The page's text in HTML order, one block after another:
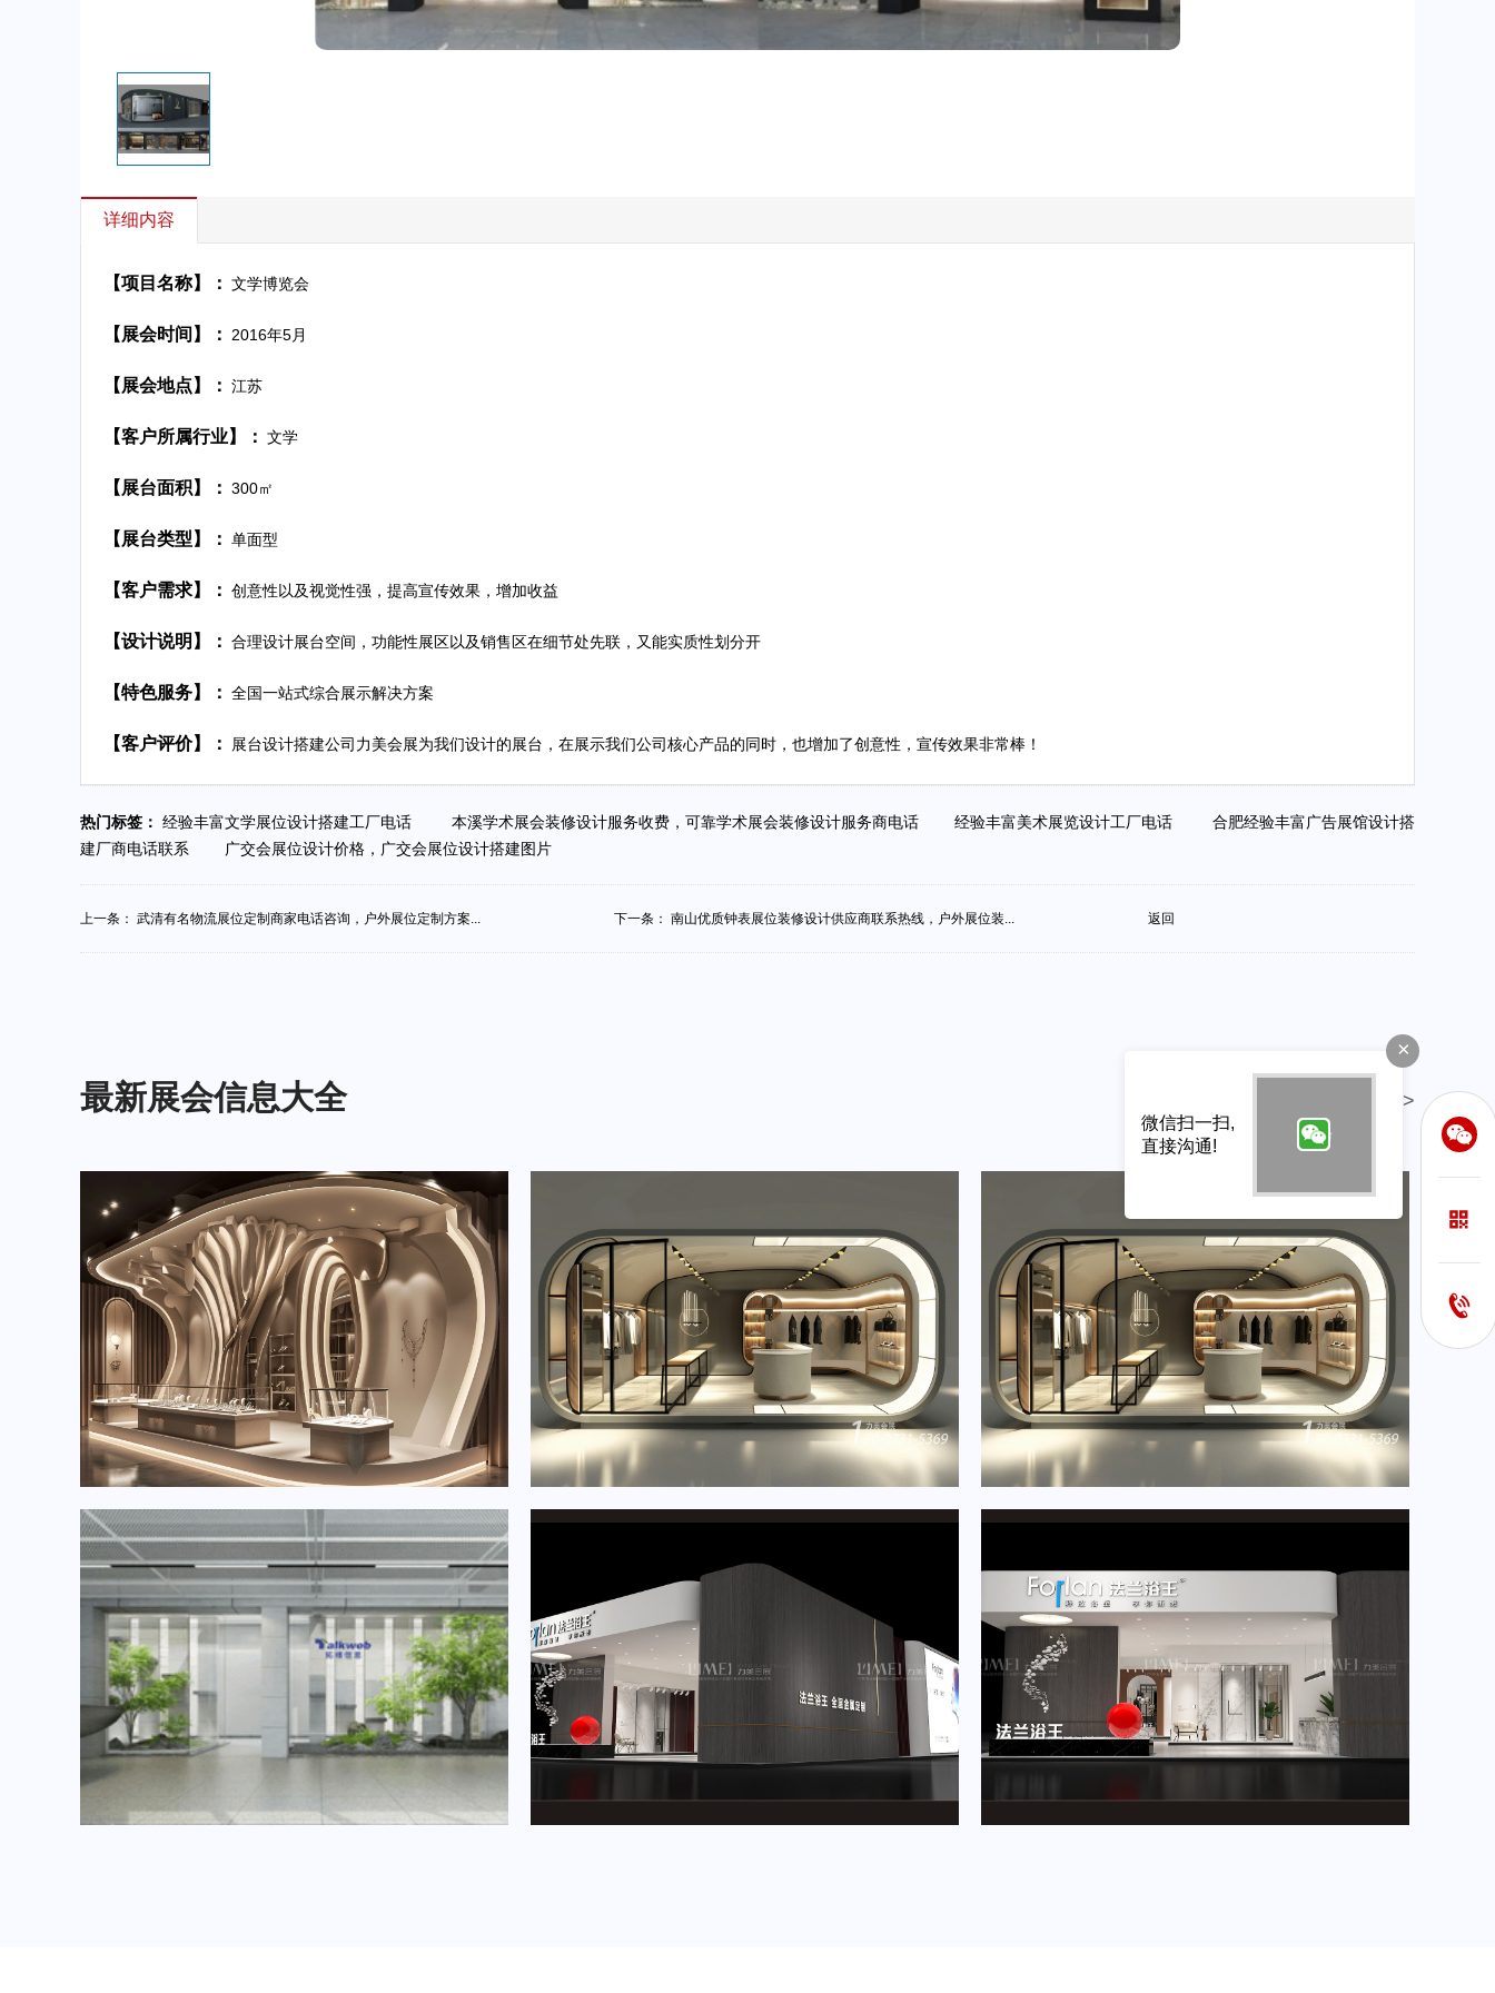
详细内容
【项目名称】： 文学博览会
【展会时间】： 2016年5月
【展会地点】： 江苏
【客户所属行业】： 文学
【展台面积】： 300㎡
【展台类型】： 单面型
【客户需求】： 创意性以及视觉性强，提高宣传效果，增加收益
【设计说明】： 合理设计展台空间，功能性展区以及销售区在细节处先联，又能实质性划分开
【特色服务】： 全国一站式综合展示解决方案
【客户评价】： 展台设计搭建公司力美会展为我们设计的展台，在展示我们公司核心产品的同时，也增加了创意性，宣传效果非常棒！
热门标签： 经验丰富文学展位设计搭建工厂电话 本溪学术展会装修设计服务收费，可靠学术展会装修设计服务商电话 经验丰富美术展览设计工厂电话
合肥经验丰富广告展馆设计搭
建厂商电话联系
广交会展位设计价格，广交会展位设计搭建图片
上一条： 武清有名物流展位定制商家电话咨询，户外展位定制方案... 下一条： 南山优质钟表展位装修设计供应商联系热线，户外展位装... 返回
最新展会信息大全 查看更多>
2024年6月重要展会排期信息，展会策划展台设计搭建公司推荐 2024年4月重要展会排期信息，展会展台设计搭建公司推荐
×
微信扫一扫,
直接沟通!